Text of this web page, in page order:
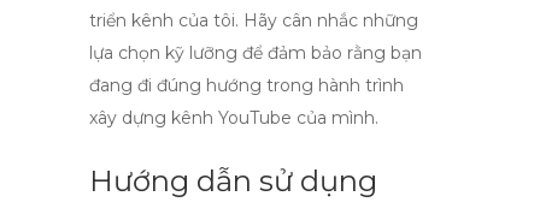
triển kênh của tôi. Hãy cân nhắc những
lựa chọn kỹ lưỡng để đảm bảo rằng bạn
đang đi đúng hướng trong hành trình
xây dựng kênh YouTube của mình.
Hướng dẫn sử dụng